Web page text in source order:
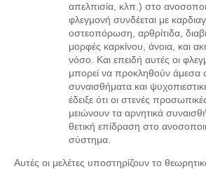
απελπισία, κλπ.) στο
φλεγμονή συνδέεται με
οστεοπόρωση, αρθρίτιδα,
μορφές καρκίνου, άνοια, και
νόσο. Και επειδή αυτές οι
μπορεί να προκληθούν άμεσα
συναισθήματα και
έδειξε ότι οι στενές
μειώνουν τα αρνητικά
θετική επίδραση στο
σύστημα.
Αυτές οι μελέτες υποστηρίζουν το